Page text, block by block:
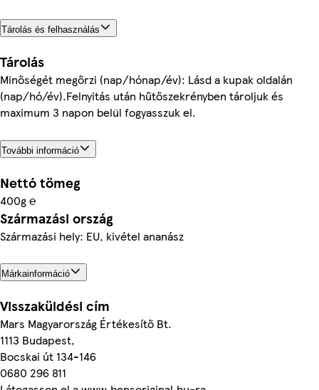
Tárolás és felhasználás
Tárolás
Minőségét megőrzi (nap/hónap/év): Lásd a kupak oldalán
(nap/hó/év).Felnyitás után hűtőszekrényben tároljuk és
maximum 3 napon belül fogyasszuk el.
További információ
Nettó tömeg
400g ℮
Származási ország
Származási hely: EU, kivétel ananász
Márkainformáció
Visszaküldési cím
Mars Magyarország Értékesítő Bt.
1113 Budapest,
Bocskai út 134-146
0680 296 811